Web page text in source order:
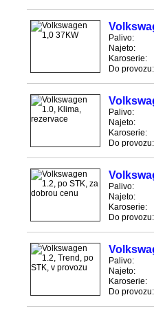
Palivo:
Najeto:
Karoserie:
Do provozu:
Palivo:
Najeto:
Karoserie:
Do provozu:
Palivo:
Najeto:
Karoserie:
Do provozu:
Palivo:
Najeto:
Karoserie:
Do provozu: